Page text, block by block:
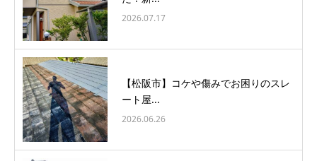
2026.07.17
【松阪市】コケや傷みでお困りのスレ
ート屋...
2026.06.26